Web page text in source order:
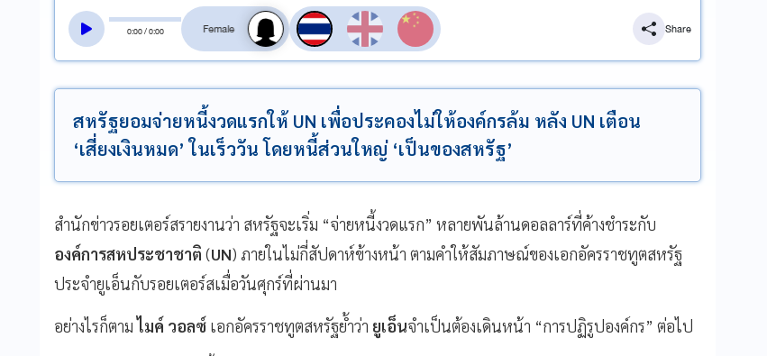
0:00/0:00
สลับเสียงอ่าน
Share
สหรัฐยอมจ่ายหนี้งวดแรกให้ UN เพื่อประคองไม่ให้องค์กรล้ม หลัง UN เตือน
‘เสี่ยงเงินหมด’ ในเร็ววัน โดยหนี้ส่วนใหญ่ ‘เป็นของสหรัฐ’
สำนักข่าวรอยเตอร์สรายงานว่า สหรัฐจะเริ่ม “จ่ายหนี้งวดแรก” หลายพันล้านดอลลาร์ที่ค้างชำระกับ
องค์การสหประชาชาติ (UN) ภายในไม่กี่สัปดาห์ข้างหน้า ตามคำให้สัมภาษณ์ของเอกอัครราชทูตสหรัฐ
ประจำยูเอ็นกับรอยเตอร์สเมื่อวันศุกร์ที่ผ่านมา
อย่างไรก็ตามไมค์ วอลซ์ เอกอัครราชทูตสหรัฐย้ำว่า ยูเอ็นจำเป็นต้องเดินหน้า “การปฏิรูปองค์กร” ต่อไป